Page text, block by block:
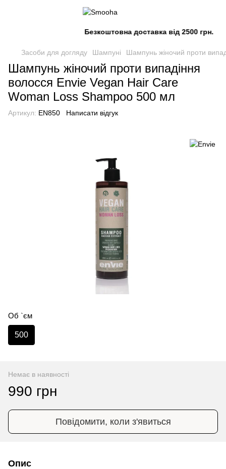
Безкоштовна доставка від 2500 грн.
Засоби для догляду Шампуні Шампунь жіночий проти
Шампунь жіночий проти випадіння
волосся Envie Vegan Hair Care
Woman Loss Shampoo 500 мл
Артикул: EN850 Написати відгук
Об `єм
500
Немає в наявності
990 грн
Повідомити, коли з'явиться
Опис